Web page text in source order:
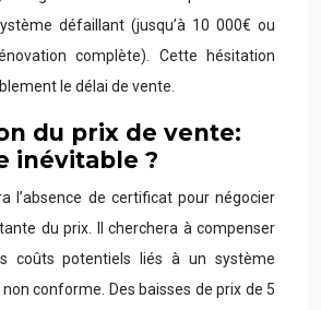
défaillant (jusqu’à 10 000€ ou
complète). Cette hésitation
le délai de vente.
du prix de vente:
inévitable ?
l’absence de certificat pour négocier
du prix. Il cherchera à compenser
coûts potentiels liés à un système
conforme. Des baisses de prix de 5